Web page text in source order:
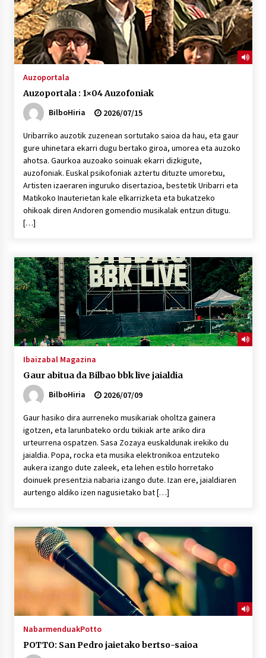
Auzoportala
Auzoportala : 1×04 Auzofoniak
BilboHiria
2026/07/15
Uribarriko auzotik zuzenean sortutako saioa da hau, eta gaur
gure uhinetara ekarri dugu bertako giroa, umorea eta auzoko
ahotsa. Gaurkoa auzoako soinuak ekarri dizkigute,
auzofoniak. Euskal psikofoniak aztertu dituzte umoretxu,
Artisten izaeraren inguruko disertazioa, bestetik Uribarri eta
Matikoko Inauterietan kale elkarrizketa eta bukatzeko
ohikoak diren Andoren gomendio musikalak entzun ditugu.
[…]
Ibaizabal Magazina
Gaur abitua da Bilbao bbk live jaialdia
BilboHiria
2026/07/09
Gaur hasiko dira aurreneko musikariak oholtza gainera
igotzen, eta larunbateko ordu txikiak arte ariko dira
urteurrena ospatzen. Sasa Zozaya euskaldunak irekiko du
jaialdia. Popa, rocka eta musika elektronikoa entzuteko
aukera izango dute zaleek, eta lehen estilo horretako
doinuek presentzia nabaria izango dute. Izan ere, jaialdiaren
aurtengo aldiko izen nagusietako bat […]
NabarmenduakPotto
POTTO: San Pedro jaietako bertso-saioa